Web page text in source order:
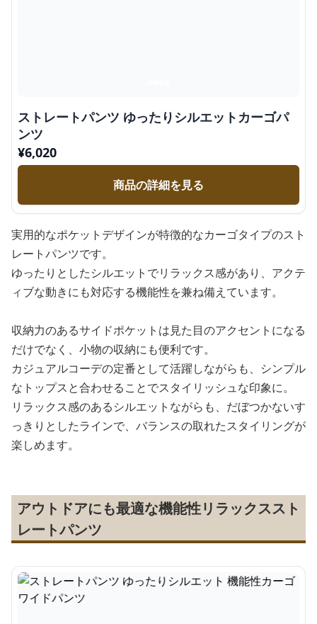
ストレートパンツ ゆったりシルエットカーゴパ
ンツ
¥6,020
商品の詳細を見る
実用的なポケットデザインが特徴的なカーゴタイプのスト
レートパンツです。
ゆったりとしたシルエットでリラックス感があり、アクテ
ィブな動きにも対応する機能性を兼ね備えています。
収納力のあるサイドポケットは見た目のアクセントになる
だけでなく、小物の収納にも便利です。
カジュアルコーデの定番として活躍しながらも、シンプル
なトップスと合わせることでスタイリッシュな印象に。
リラックス感のあるシルエットながらも、だぼつかないす
っきりとしたラインで、バランスの取れたスタイリングが
楽しめます。
アウトドアにも最適な機能性リラックススト
レートパンツ